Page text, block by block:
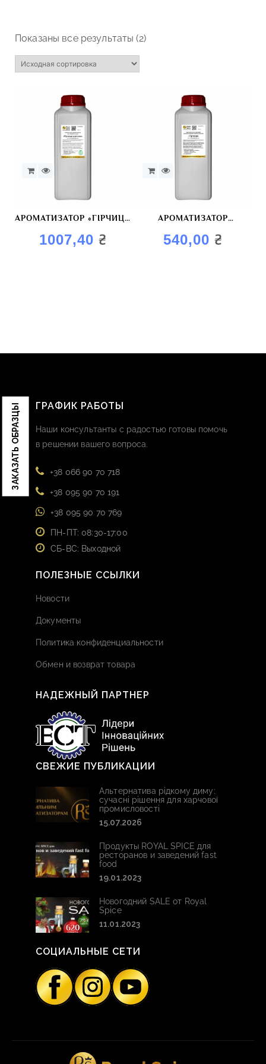
ЗАКАЗАТЬ ОБРАЗЦЫ
Показаны все результаты (2)
АРОМАТИЗАТОР «ГІРЧИЦЯ
КОПЧЕНА»
1007,40 ₴
АРОМАТИЗАТОР
«ГОРЧИЦА»
540,00₴
ГРАФИК РАБОТЫ
Наши консультанты с радостью готовы помочь
в решении вашего вопроса.
+38 066 90 70 718
+38 095 90 70 191
+38 095 90 70 769
ПН-ПТ: 08:30-17:00
СБ-ВС: Выходной
ПОЛЕЗНЫЕ ССЫЛКИ
Новости
Документы
Политика конфиденциальности
Обмен и возврат товара
НАДЕЖНЫЙ ПАРТНЕР
СВЕЖИЕ ПУБЛИКАЦИИ
Альтернатива рідкому диму:
сучасні рішення для харчової
промисловості
15.07.2026
Продукты ROYAL SPICE для
ресторанов и заведений fast
food
19.01.2023
Новогодний SALE от Royal
Spice
11.01.2023
СОЦИАЛЬНЫЕ СЕТИ